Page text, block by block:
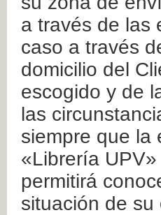
a través de las
caso a través
domicilio del
escogido y de
las
siempre que la
«Librería
permitirá
situación de su